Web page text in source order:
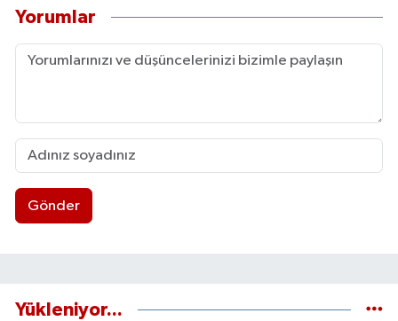
Yorumlar
Gönder
Yükleniyor...